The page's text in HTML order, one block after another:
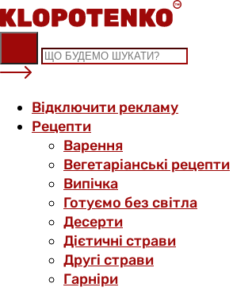
Skip
to
content
Відключити рекламу
Рецепти
Варення
Вегетаріанські рецепти
Випічка
Готуємо без світла
Десерти
Дієтичні страви
Другі страви
Гарніри